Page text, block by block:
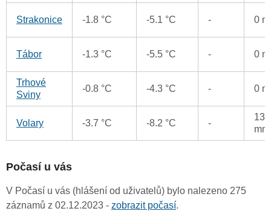
Strakonice -1.8 °C -5.1 °C - 0
Tábor -1.3 °C -5.5 °C - 0
Trhové
Sviny
-0.8 °C -4.3 °C - 0
Volary -3.7 °C -8.2 °C -
mm
Počasí u vás
V Počasí u vás (hlášení od uživatelů) bylo nalezeno 275
záznamů z 02.12.2023 - zobrazit počasí.